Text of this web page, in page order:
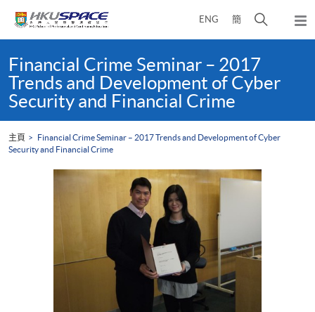
ENG 簡
開
介
彈
出
content
startFinancial Crime Seminar – 2017
Trends and Development of Cyber
Security and Financial Crime
主頁
Financial Crime Seminar – 2017 Trends and Development of Cyber
Security and Financial Crime